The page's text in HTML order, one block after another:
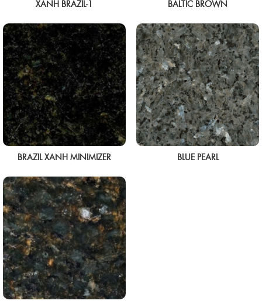
XANH BRAZIL-1 BALTIC BROWN
BRAZIL XANH MINIMIZER BLUE PEARL